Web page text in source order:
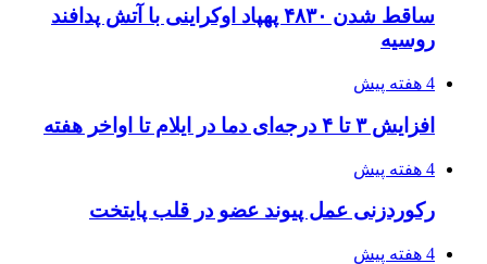
ساقط شدن ۴۸۳۰ پهپاد اوکراینی با آتش پدافند
روسیه
4 هفته پیش
افزایش ۳ تا ۴ درجه‌ای دما در ایلام تا اواخر هفته
4 هفته پیش
رکوردزنی عمل پیوند عضو در قلب پایتخت
4 هفته پیش